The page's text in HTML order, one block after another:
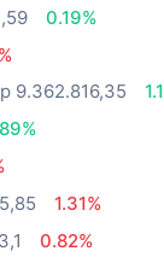
0.19%
9.362.816,35
1.31%
0.82%